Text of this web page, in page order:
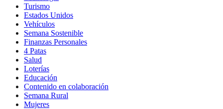
Turismo
Estados Unidos
Vehículos
Semana Sostenible
Finanzas Personales
4 Patas
Salud
Loterías
Educación
Contenido en colaboración
Semana Rural
Mujeres